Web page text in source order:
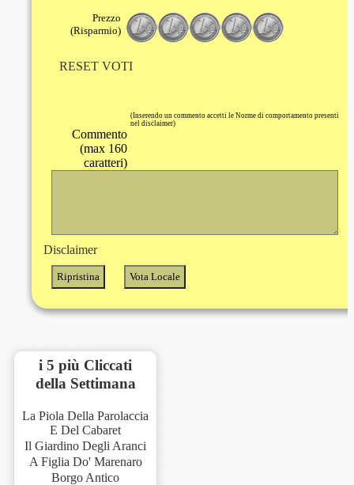
Prezzo
(Risparmio)
RESET VOTI
(Inserendo un commento accetti le Norme di comportamento presenti
nel disclaimer)
Commento
(max 160
caratteri)
Disclaimer
i 5 più Cliccati
della Settimana
La Piola Della Parolaccia
E Del Cabaret
Il Giardino Degli Aranci
A Figlia Do' Marenaro
Borgo Antico